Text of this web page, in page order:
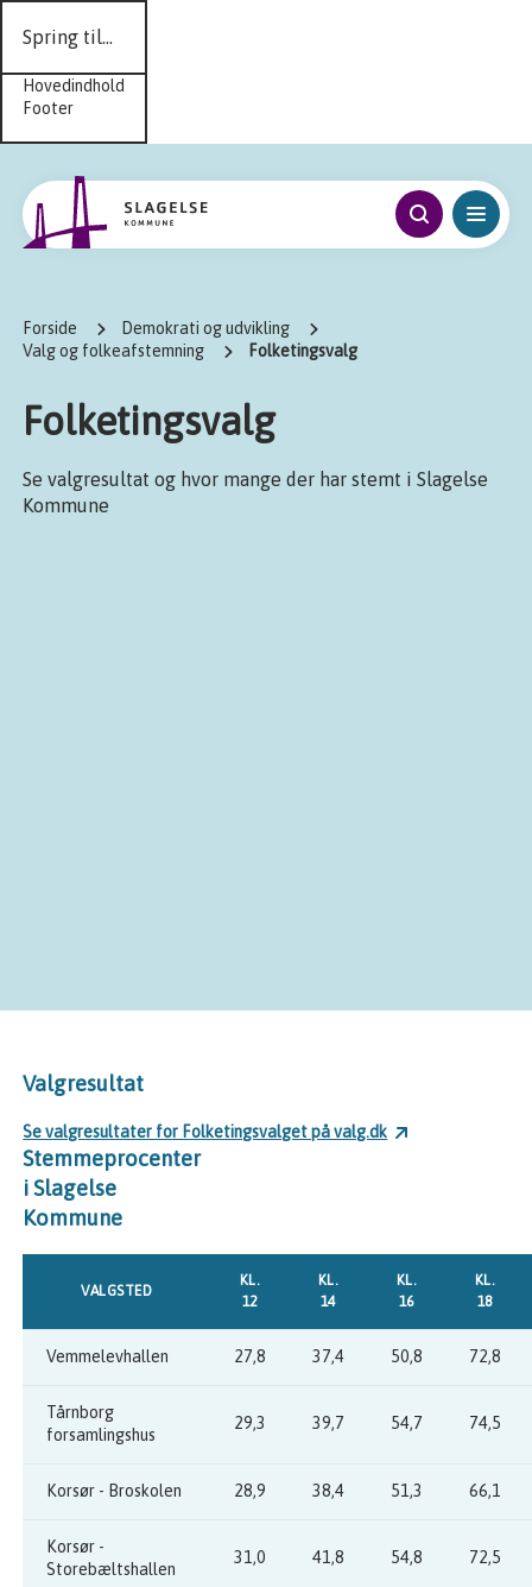
Spring til...
Hovedindhold
Footer
Forside
Demokrati og udvikling
Valg og folkeafstemning
Folketingsvalg
Folketingsvalg
Se valgresultat og hvor mange der har stemt i Slagelse
Kommune
Valgresultat
Se valgresultater for Folketingsvalget på valg.dk
Stemmeprocenter
i Slagelse
Kommune
VALGSTED
KL.
12
KL.
14
KL.
16
KL.
18
Vemmelevhallen 27,8 37,4 50,8 72,8
Tårnborg
forsamlingshus
29,3 39,7 54,7 74,5
Korsør - Broskolen 28,9 38,4 51,3 66,1
Korsør -
Storebæltshallen
31,0 41,8 54,8 72,5